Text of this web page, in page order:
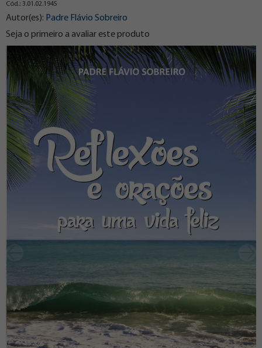
Cód.: 3.01.02.1945
Autor(es): Padre Flávio Sobreiro
Seja o primeiro a avaliar este produto